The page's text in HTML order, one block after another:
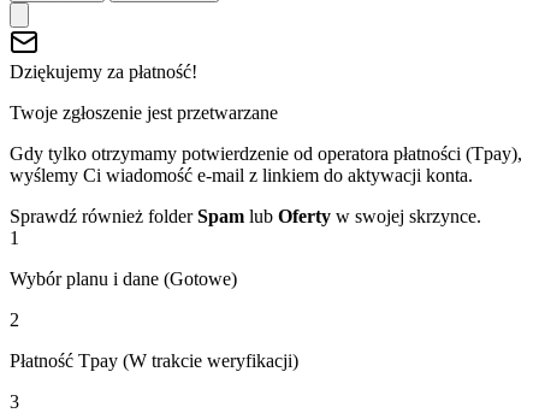
Dziękujemy za płatność!
Twoje zgłoszenie jest przetwarzane
Gdy tylko otrzymamy potwierdzenie od operatora płatności (Tpay),
wyślemy Ci wiadomość e-mail z linkiem do aktywacji konta.
Sprawdź również folderSpam lub Oferty w swojej skrzynce.
1
Wybór planu i dane (Gotowe)
2
Płatność Tpay (W trakcie weryfikacji)
3